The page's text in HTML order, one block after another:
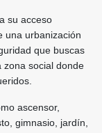
su acceso
una urbanización
que buscas
zona social donde
ascensor,
gimnasio, jardín,